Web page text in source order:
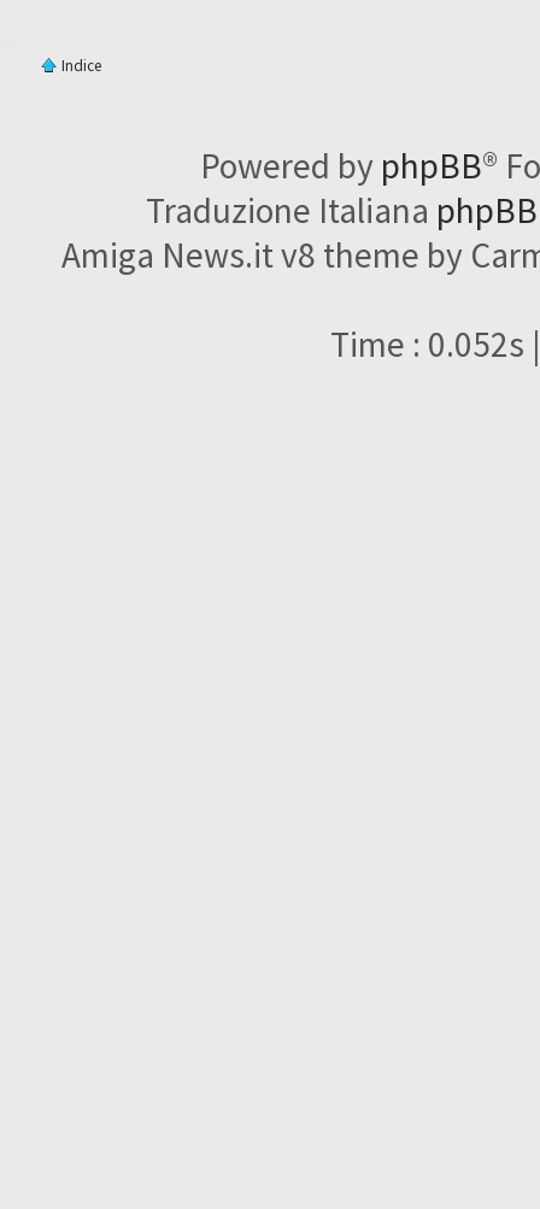
Indice
Powered by phpBB®
Traduzione Italiana
Amiga News.it v8 theme by
Time : 0.052s